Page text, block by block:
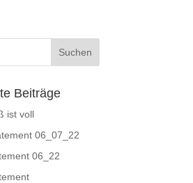
Beiträge
ist voll
06_07_22
06_22